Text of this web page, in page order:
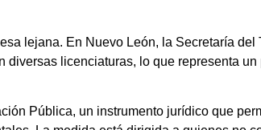
lejana. En Nuevo León, la Secretaría del
diversas licenciaturas, lo que representa
Pública, un instrumento jurídico que